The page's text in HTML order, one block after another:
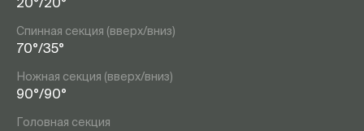
Спинная секция (вверх/вниз)
70°/35°
Ножная секция (вверх/вниз)
90°/90°
Головная секция